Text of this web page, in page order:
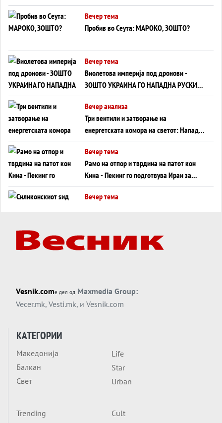
ВНУЦИ ДА ГИ ЗАМЕНАТ
Вечер тема
Пробив во Сеута: МАРОКО, ЗОШТО?
Вечер тема
Виолетова империја под дронови -
ЗОШТО УКРАИНА ГО НАПАДНА РУСКИОТ
WILDBERRIES
Вечер анализа
Три вентили и затворање на
енергетската комора на светот: Нападот
во Суец најавува глобален енергетски
инфаркт?
Вечер тема
Рамо на отпор и тврдина на патот кон
Кина - Пекинг го подготвува Иран за
американска копнена инвазија
Вечер тема
Вечер тема
Трамп тврди дека повторно „разговара“
Вечер тема
ДЛАБОКО УДОЛУ: Сметководствените
трикови што го соборија ЕНРОН ги
Вечер тема
Блискиот Исток со украинското бојно
Vesnik.comе дел од Maxmedia Group:
Vecer.mk, Vesti.mk, и Vesnik.com
КАТЕГОРИИ
Македонија
Балкан
Свет
Life
Star
Urban
Trending
Cult